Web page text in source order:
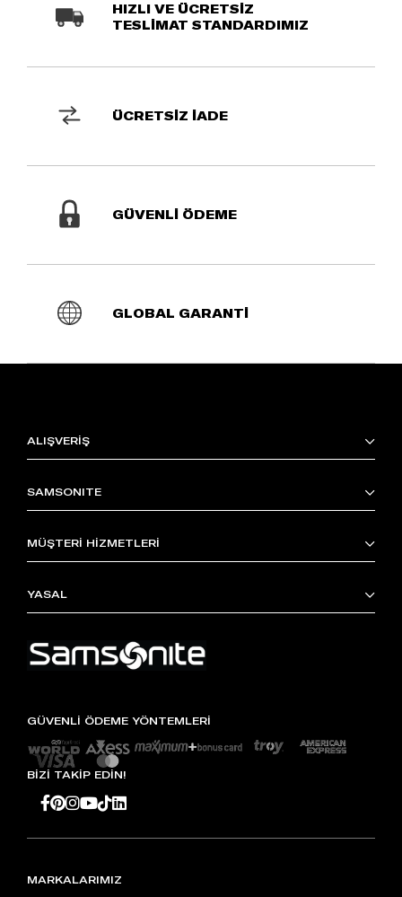
HIZLI VE ÜCRETSİZ
TESLİMAT STANDARDIMIZ
ÜCRETSİZ İADE
GÜVENLİ ÖDEME
GLOBAL GARANTİ
ALIŞVERİŞ
SAMSONITE
MÜŞTERİ HİZMETLERİ
YASAL
GÜVENLİ ÖDEME YÖNTEMLERİ
BİZİ TAKİP EDİN!
MARKALARIMIZ